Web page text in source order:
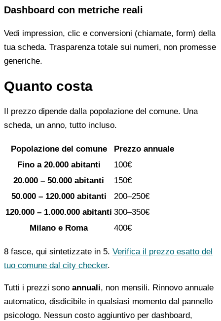
Dashboard con metriche reali
Vedi impression, clic e conversioni (chiamate, form) della
tua scheda. Trasparenza totale sui numeri, non promesse
generiche.
Quanto costa
Il prezzo dipende dalla popolazione del comune. Una
scheda, un anno, tutto incluso.
Popolazione del comune
Prezzo annuale
Fino a 20.000 abitanti
100€
20.000 – 50.000 abitanti
150€
50.000 – 120.000 abitanti
200–250€
120.000 – 1.000.000 abitanti 300–350€
Milano e Roma
400€
8 fasce, qui sintetizzate in 5. Verifica il prezzo esatto del
tuo comune dal city checker.
Tutti i prezzi sono annuali, non mensili. Rinnovo annuale
automatico, disdicibile in qualsiasi momento dal pannello
psicologo. Nessun costo aggiuntivo per dashboard,